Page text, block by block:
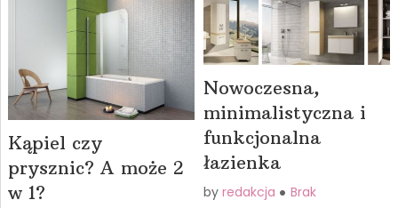
Kąpiel czy
prysznic? A może 2
w 1?
Nowoczesna,
minimalistyczna i
funkcjonalna
łazienka
byredakcja
Brak